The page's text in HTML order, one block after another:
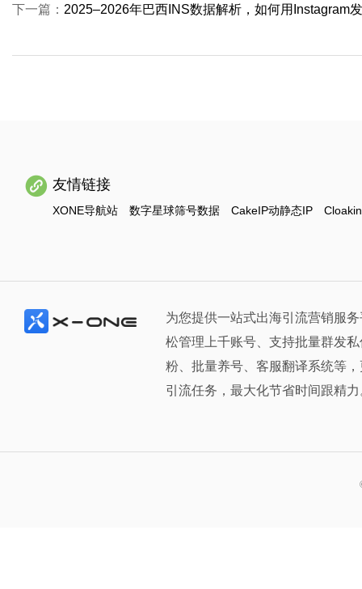
下一篇： 2025–2026年巴西INS数据解析，如何用Instagram
友情链接
XONE导航站 数字星球筛号数据 CakeIP动静态IP
为您提供一站式出海引流营销服
松管理上千账号、支持批量群发
粉、批量养号、客服翻译系统等
引流任务，最大化节省时间跟精力